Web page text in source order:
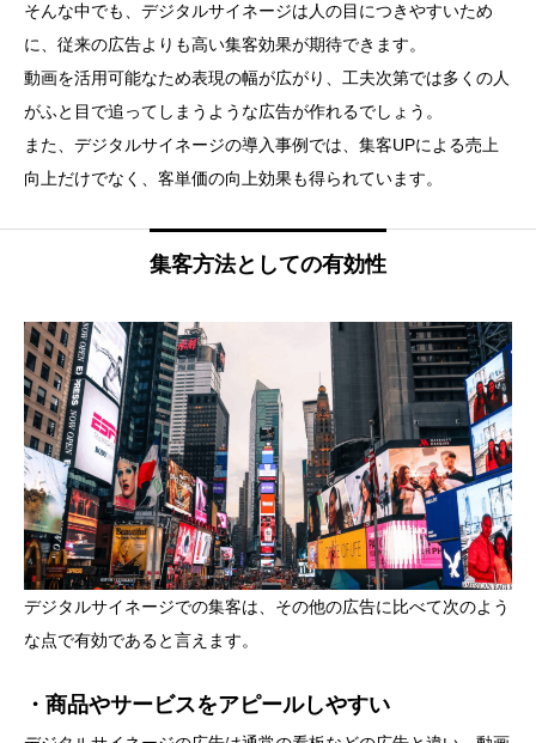
そんな中でも、デジタルサイネージは人の目につきやすいため
に、従来の広告よりも高い集客効果が期待できます。
動画を活用可能なため表現の幅が広がり、工夫次第では多くの人
がふと目で追ってしまうような広告が作れるでしょう。
また、デジタルサイネージの導入事例では、集客UPによる売上
向上だけでなく、客単価の向上効果も得られています。
集客方法としての有効性
デジタルサイネージでの集客は、その他の広告に比べて次のよう
な点で有効であると言えます。
・商品やサービスをアピールしやすい